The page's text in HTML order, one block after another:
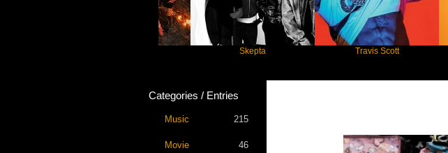
Travis Scott
Categories / Entries
Music 215
Movie 46